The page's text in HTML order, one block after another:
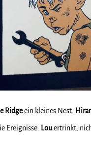
Ridgeein kleines Nest.
Ereignisse. Louertrinkt,